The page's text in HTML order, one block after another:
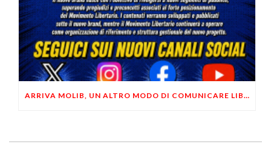
ARRIVA MOLIB, UN ALTRO MODO DI COMUNICARE LIBERTARIO